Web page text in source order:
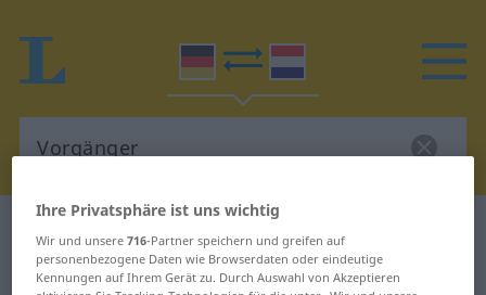
Deutsch-Niederländisch
Ihre Privatsphäre ist uns wichtig
Wir und unsere716-Partner speichern und greifen auf
personenbezogene Daten wie Browserdaten oder eindeutige
Kennungen auf Ihrem Gerät zu. Durch Auswahl von Akzeptieren